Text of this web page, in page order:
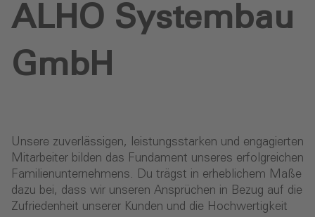
ALHO Systembau
GmbH
Unsere zuverlässigen, leistungsstarken und engagierten
Mitarbeiter bilden das Fundament unseres erfolgreichen
Familienunternehmens. Du trägst in erheblichem Maße
dazu bei, dass wir unseren Ansprüchen in Bezug auf die
Zufriedenheit unserer Kunden und die Hochwertigkeit